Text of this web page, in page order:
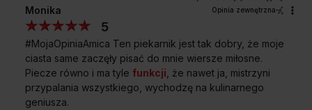
Monika Opinia zewnętrzna
5
#MojaOpiniaAmica Ten piekarnik jest tak dobry, że moje
ciasta same zaczęły pisać do mnie wiersze miłosne.
Piecze równo i ma tyle funkcji , że nawet ja, mistrzyni
przypalania wszystkiego, wychodzę na kulinarnego
geniusza.